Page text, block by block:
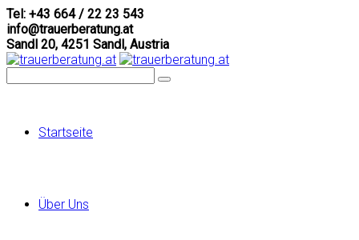
Tel: +43 664 / 22 23 543
info@trauerberatung.at
Sandl 20, 4251 Sandl, Austria
Startseite
Über Uns